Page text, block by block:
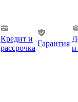
Кредит и
рассрочка
Гарантия
и